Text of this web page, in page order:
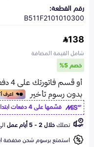
رقم القطعة:
B511F2101010300
138
شامل القيمة المضافة
خصم 5%
قسّمها على 4 دفعات ابتداء من
تصلكخلال 2 - 5 أيام عمل
استمتع برسوم شحن مخفضة